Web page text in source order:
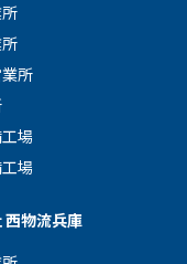
所
場
場
西物流兵庫